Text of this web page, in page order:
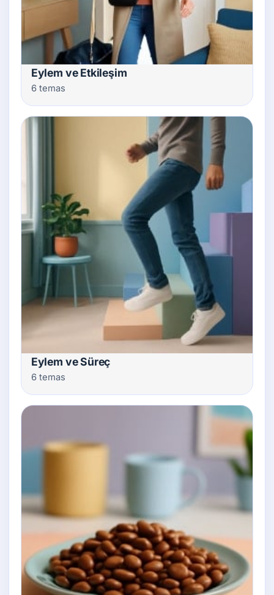
Eylem ve Etkileşim
6 temas
Eylem ve Süreç
6 temas